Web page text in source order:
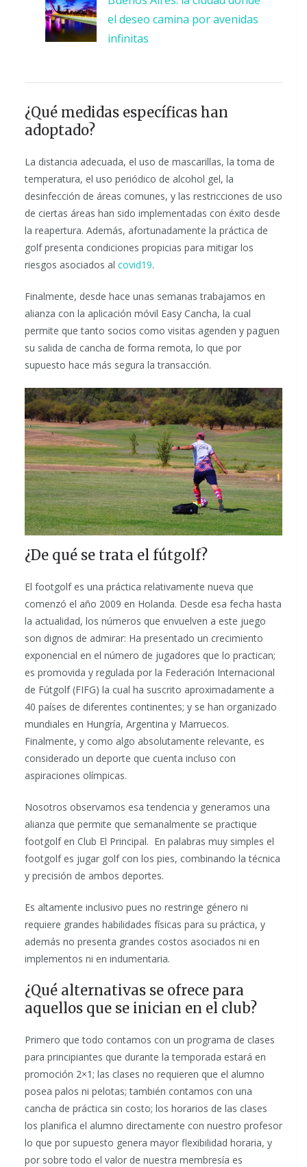
el deseo camina por avenidas
infinitas
¿Qué medidas específicas han
adoptado?
La distancia adecuada, el uso de mascarillas, la toma de
temperatura, el uso periódico de alcohol gel, la
desinfección de áreas comunes, y las restricciones de uso
de ciertas áreas han sido implementadas con éxito desde
la reapertura. Además, afortunadamente la práctica de
golf presenta condiciones propicias para mitigar los
riesgos asociados al covid19.
Finalmente, desde hace unas semanas trabajamos en
alianza con la aplicación móvil Easy Cancha, la cual
permite que tanto socios como visitas agenden y paguen
su salida de cancha de forma remota, lo que por
supuesto hace más segura la transacción.
¿De qué se trata el fútgolf?
El footgolf es una práctica relativamente nueva que
comenzó el año 2009 en Holanda. Desde esa fecha hasta
la actualidad, los números que envuelven a este juego
son dignos de admirar: Ha presentado un crecimiento
exponencial en el número de jugadores que lo practican;
es promovida y regulada por la Federación Internacional
de Fútgolf (FIFG) la cual ha suscrito aproximadamente a
40 países de diferentes continentes; y se han organizado
mundiales en Hungría, Argentina y Marruecos.
Finalmente, y como algo absolutamente relevante, es
considerado un deporte que cuenta incluso con
aspiraciones olímpicas.
Nosotros observamos esa tendencia y generamos una
alianza que permite que semanalmente se practique
footgolf en Club El Principal. En palabras muy simples el
footgolf es jugar golf con los pies, combinando la técnica
y precisión de ambos deportes.
Es altamente inclusivo pues no restringe género ni
requiere grandes habilidades físicas para su práctica, y
además no presenta grandes costos asociados ni en
implementos ni en indumentaria.
¿Qué alternativas se ofrece para
aquellos que se inician en el club?
Primero que todo contamos con un programa de clases
para principiantes que durante la temporada estará en
promoción 2×1; las clases no requieren que el alumno
posea palos ni pelotas; también contamos con una
cancha de práctica sin costo; los horarios de las clases
los planifica el alumno directamente con nuestro profesor
lo que por supuesto genera mayor flexibilidad horaria, y
por sobre todo el valor de nuestra membresía es